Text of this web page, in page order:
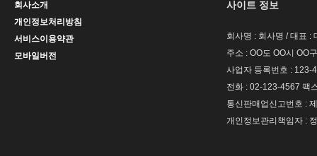
회사소개
개인정보처리방침
서비스이용약관
모바일버전
사이트 정보
회사명 : 회사명 / 대표 :
주소 : OO도 OO시 OO
사업자 등록번호 : 123-
전화 : 02-123-4567 팩
통신판매업신고번호 :
개인정보관리책임자 :